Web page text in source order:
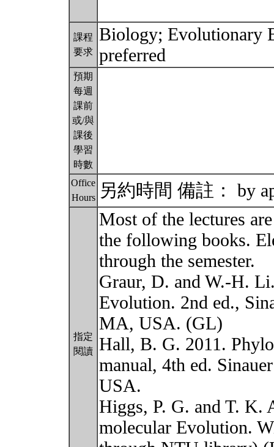
課程
要求
Biology; Evolutionary
preferred
預期
每週
課前
或/與
課後
學習
時數
Office
Hours
另約時間 備註： by
指定
閱讀
Most of the lectures
the following books.
through the semester.
Graur, D. and W.-H.
Evolution. 2nd ed.,
MA, USA. (GL)
Hall, B. G. 2011.
manual, 4th ed.
USA.
Higgs, P. G. and T. K.
molecular Evolution.